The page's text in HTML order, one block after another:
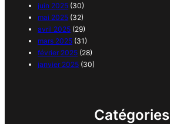
juin 2025 (30)
mai 2025 (32)
avril 2025 (29)
mars 2025 (31)
février 2025 (28)
janvier 2025 (30)
Catégories